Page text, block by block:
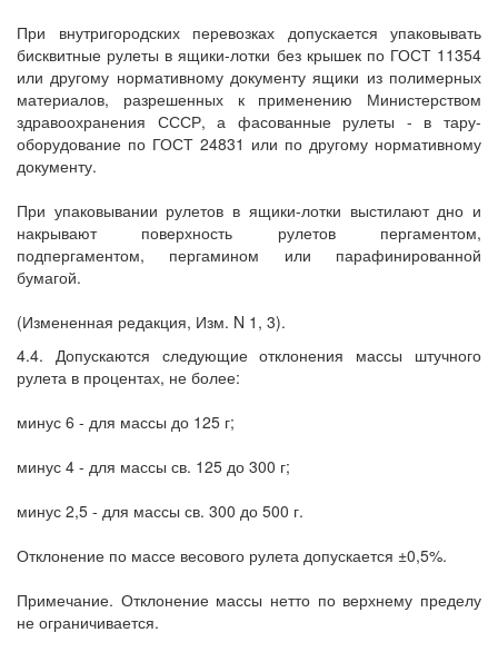
При внутригородских перевозках допускается упаковывать
бисквитные рулеты в ящики-лотки без крышек по ГОСТ 11354
или другому нормативному документу ящики из полимерных
материалов, разрешенных к применению Министерством
здравоохранения СССР, а фасованные рулеты - в тару-
оборудование по ГОСТ 24831 или по другому нормативному
документу.
При упаковывании рулетов в ящики-лотки выстилают дно и
накрывают поверхность рулетов пергаментом,
подпергаментом, пергамином или парафинированной
бумагой.
(Измененная редакция, Изм. N 1, 3).
4.4. Допускаются следующие отклонения массы штучного
рулета в процентах, не более:
минус 6 - для массы до 125 г;
минус 4 - для массы св. 125 до 300 г;
минус 2,5 - для массы св. 300 до 500 г.
Отклонение по массе весового рулета допускается ±0,5%.
Примечание. Отклонение массы нетто по верхнему пределу
не ограничивается.